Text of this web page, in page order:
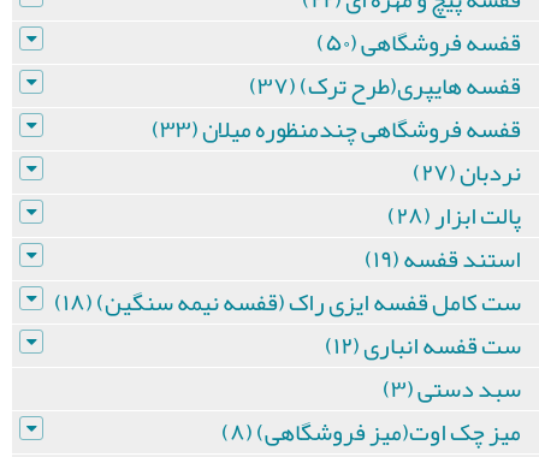
قفسه فروشگاهی (۵۰)
قفسه هایپری(طرح ترک) (۳۷)
قفسه فروشگاهی چندمنظوره میلان (۳۳)
نردبان (۲۷)
پالت ابزار (۲۸)
استند قفسه (۱۹)
ست کامل قفسه ایزی راک (قفسه نیمه سنگین) (۱۸)
ست قفسه انباری (۱۲)
سبد دستی (۳)
میز چک اوت(میز فروشگاهی) (۸)